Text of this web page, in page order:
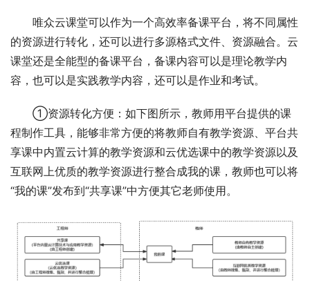
唯众云课堂可以作为一个高效率备课平台，将不同属性
的资源进行转化，还可以进行多源格式文件、资源融合。云
课堂还是全能型的备课平台，备课内容可以是理论教学内
容，也可以是实践教学内容，还可以是作业和考试。
①资源转化方便：如下图所示，教师用平台提供的课
程制作工具，能够非常方便的将教师自有教学资源、平台共
享课中内置云计算的教学资源和云优选课中的教学资源以及
互联网上优质的教学资源进行整合成我的课，教师也可以将
“我的课”发布到“共享课”中方便其它老师使用。